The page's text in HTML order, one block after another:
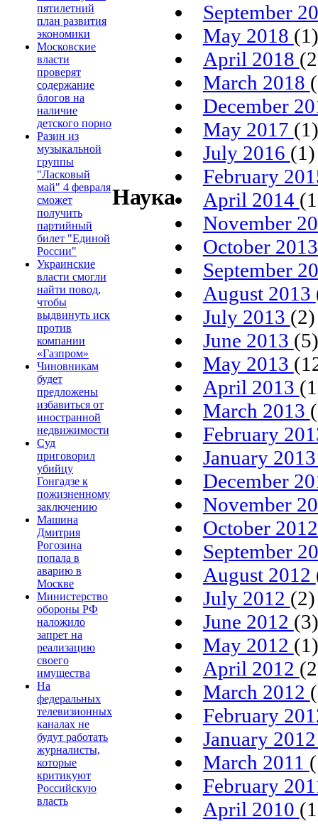
пятилетний
план развития
экономики
Московские
власти
проверят
содержание
блогов на
наличие
детского порно
Разин из
музыкальной
группы
"Ласковый
май" 4 февраля
сможет
получить
партийный
билет "Единой
России"
Украинские
власти смогли
найти повод,
чтобы
выдвинуть иск
против
компании
«Газпром»
Чиновникам
будет
предложены
избавиться от
иностранной
недвижимости
Суд
приговорил
убийцу
Гонгадзе к
пожизненному
заключению
Машина
Дмитрия
Рогозина
попала в
аварию в
Москве
Министерство
обороны РФ
наложило
запрет на
реализацию
своего
имущества
На
федеральных
телевизионных
каналах не
будут работать
журналисты,
которые
критикуют
Российскую
власть
Наука
September
May 2018 (1)
April 2018
March 2018
December
May 2017 (1)
July 2016 (1)
February
April 2014
November
October
September
August 2013
July 2013 (2)
June 2013 (5)
May 2013
April 2013
March 2013
February
January
December
November
October
September
August 2012
July 2012 (2)
June 2012 (3)
May 2012 (1)
April 2012
March 2012
February
January
March 2011
February
April 2010